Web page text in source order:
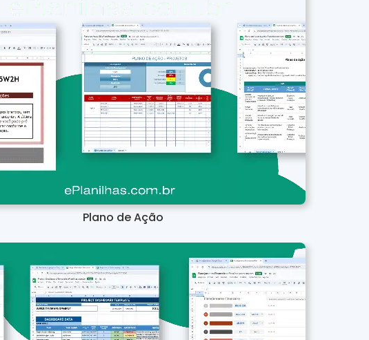
Plano de Ação